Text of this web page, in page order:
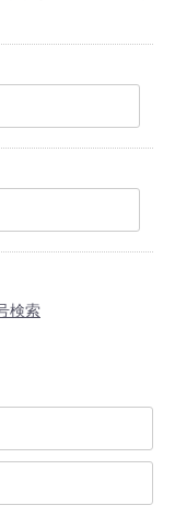
検索